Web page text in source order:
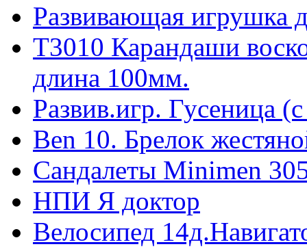
Развивающая игрушка
T3010 Карандаши
длина 100мм.
Развив.игр. Гусеница
Ben 10. Брелок
Сандалеты Minimen
НПИ Я доктор
Велосипед